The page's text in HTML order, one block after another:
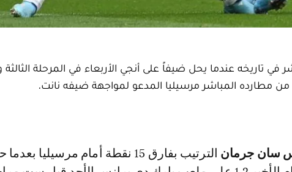
عندما يحل ضيفاً على أنجي الأربعاء في المرحلة الثالثة
مطارده المباشر مرسيليا المدعو لمواجهة ضيفه نانت.
سان جرمان
الترتيب بفارق 15 نقطة أمام مرسيليا